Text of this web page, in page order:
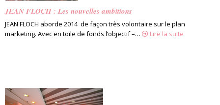
JEAN FLOCH : Les nouvelles ambitions
JEAN FLOCH aborde 2014 de façon très volontaire sur le plan
marketing. Avec en toile de fonds l’objectif –…
Lire la suite